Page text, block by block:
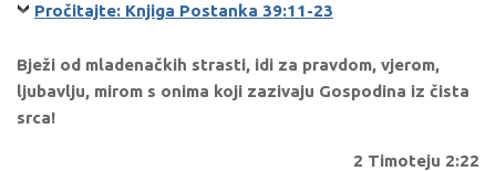
Pročitajte: Knjiga Postanka 39:11-23
Bježi od mladenačkih strasti, idi za pravdom, vjerom,
ljubavlju, mirom s onima koji zazivaju Gospodina iz čista
srca!
2 Timoteju 2:22